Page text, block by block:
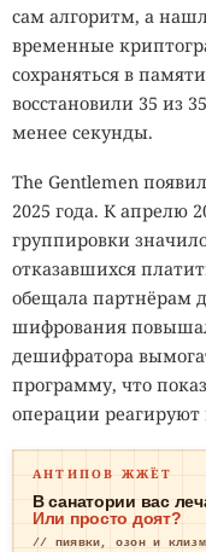
сам алгоритм, а
временные
сохраняться в
восстановили 35 из
менее секунды.
The Gentlemen
2025 года. К апрелю
группировки
отказавшихся
обещала партнёрам
шифрования
дешифратора
программу, что
операции
АНТИПОВ ЖЖЁТ
В санатории вас
Или просто доят?
// пиявки, озон и